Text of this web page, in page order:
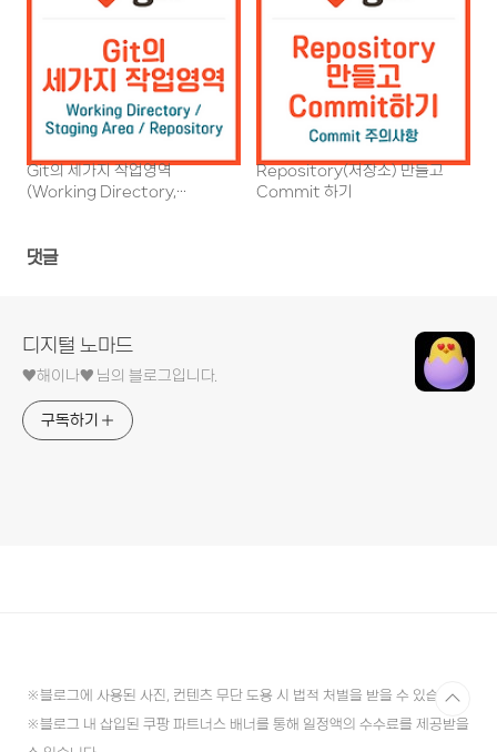
Git의 세가지 작업영역
(Working Directory,
Repository(저장소) 만들고
Commit 하기
댓글
디지털 노마드
♥︎해이나♥︎ 님의 블로그입니다.
구독하기
※블로그에 사용된 사진, 컨텐츠 무단 도용 시 법적 처벌을 받을 수 있습니다.
※블로그 내 삽입된 쿠팡 파트너스 배너를 통해 일정액의 수수료를 제공받을